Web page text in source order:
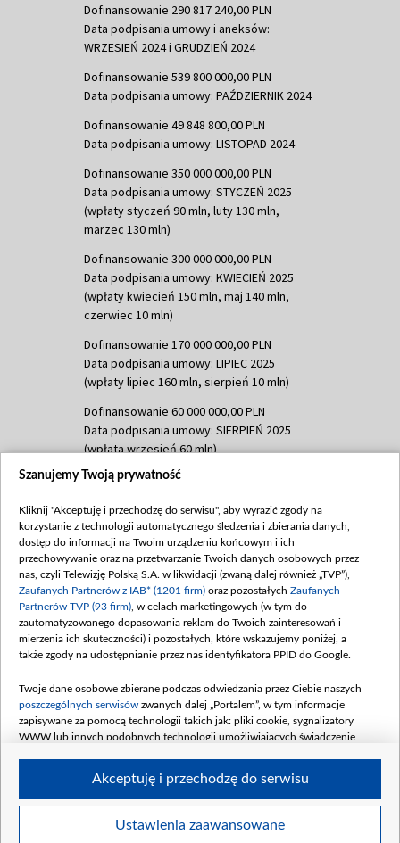
Dofinansowanie 290 817 240,00 PLN
Data podpisania umowy i aneksów:
WRZESIEŃ 2024 i GRUDZIEŃ 2024
Dofinansowanie 539 800 000,00 PLN
Data podpisania umowy: PAŹDZIERNIK 2024
Dofinansowanie 49 848 800,00 PLN
Data podpisania umowy: LISTOPAD 2024
Dofinansowanie 350 000 000,00 PLN
Data podpisania umowy: STYCZEŃ 2025
(wpłaty styczeń 90 mln, luty 130 mln,
marzec 130 mln)
Dofinansowanie 300 000 000,00 PLN
Data podpisania umowy: KWIECIEŃ 2025
(wpłaty kwiecień 150 mln, maj 140 mln,
czerwiec 10 mln)
Dofinansowanie 170 000 000,00 PLN
Data podpisania umowy: LIPIEC 2025
(wpłaty lipiec 160 mln, sierpień 10 mln)
Dofinansowanie 60 000 000,00 PLN
Data podpisania umowy: SIERPIEŃ 2025
(wpłata wrzesień 60 mln)
Dofinansowanie 635 783 051,21 PLN
(wpłata wrzesień 100 mln, październik 350
mln, listopad 265 mln)
Dofinansowanie 48 862 000,00 PLN
Data podpisania umowy: GRUDZIEŃ 2025
(wpłata grudzień 60,548 mln)
Dofinansowanie 900 000 000,00 PLN
Data podpisania umowy: LUTY 2026 (wpłata
kwiecień 180 mln, 7 maja 180 mln, 8
czerwca 90 mln)
Dofinansowanie 250 000 000,00 PLN
4 sierpnia 250 mln
Szanujemy Twoją prywatność
Kliknij "Akceptuję i przechodzę do serwisu", aby wyrazić zgody na
korzystanie z technologii automatycznego śledzenia i zbierania danych,
dostęp do informacji na Twoim urządzeniu końcowym i ich
przechowywanie oraz na przetwarzanie Twoich danych osobowych przez
nas, czyli Telewizję Polską S.A. w likwidacji (zwaną dalej również „TVP”),
Zaufanych Partnerów z IAB* (1201 firm) oraz pozostałych Zaufanych
Partnerów TVP (93 firm) , w celach marketingowych (w tym do
zautomatyzowanego dopasowania reklam do Twoich zainteresowań i
mierzenia ich skuteczności) i pozostałych, które wskazujemy poniżej, a
także zgody na udostępnianie przez nas identyfikatora PPID do Google.
Twoje dane osobowe zbierane podczas odwiedzania przez Ciebie naszych
poszczególnych serwisów zwanych dalej „Portalem”, w tym informacje
zapisywane za pomocą technologii takich jak: pliki cookie, sygnalizatory
WWW lub innych podobnych technologii umożliwiających świadczenie
Twoje dane osobowe zbierane podczas odwiedzania przez Ciebie
Ustawienia zaawansowane
Akceptuję i przechodzę do serwisu